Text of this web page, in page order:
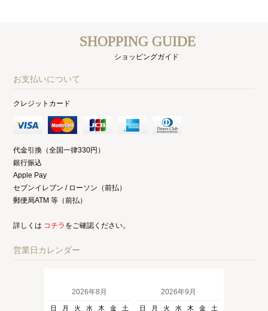
SHOPPING GUIDE
ショッピングガイド
お支払いについて
クレジットカード
代金引換（全国一律330円）
銀行振込
Apple Pay
セブンイレブン / ローソン（前払）
郵便局ATM 等（前払）
詳しくは コチラ をご確認ください。
営業日カレンダー